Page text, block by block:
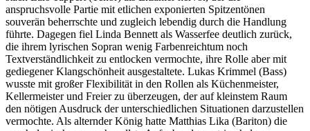
anspruchsvolle Partie mit etlichen exponierten Spitzentönen
souverän beherrschte und zugleich lebendig durch die Handlung
führte. Dagegen fiel Linda Bennett als Wasserfee deutlich zurück,
die ihrem lyrischen Sopran wenig Farbenreichtum noch
Textverständlichkeit zu entlocken vermochte, ihre Rolle aber mit
gediegener Klangschönheit ausgestaltete. Lukas Krimmel (Bass)
wusste mit großer Flexibilität in den Rollen als Küchenmeister,
Kellermeister und Freier zu überzeugen, der auf kleinstem Raum
den nötigen Ausdruck der unterschiedlichen Situationen darzustellen
vermochte. Als alternder König hatte Matthias Lika (Bariton) die